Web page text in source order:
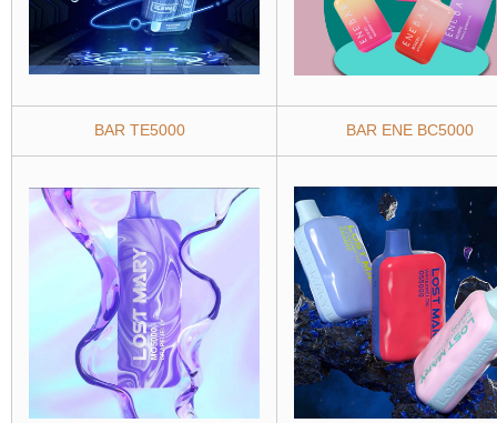
BAR TE5000 BAR ENE BC5000